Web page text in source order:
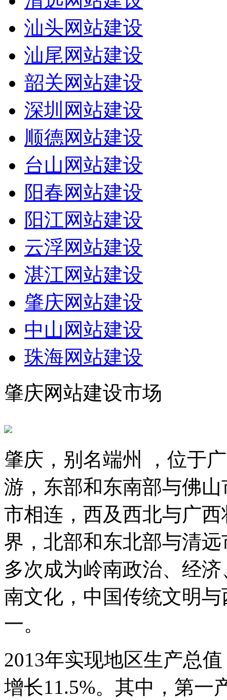
汕头网站建设
汕尾网站建设
韶关网站建设
深圳网站建设
顺德网站建设
台山网站建设
阳春网站建设
阳江网站建设
云浮网站建设
湛江网站建设
肇庆网站建设
中山网站建设
珠海网站建设
肇庆网站建设市场
肇庆，别名端州 ，位于
游，东部和东南部与佛
市相连，西及西北与广
界，北部和东北部与清
多次成为岭南政治、经
南文化，中国传统文明
一。
2013年实现地区生产总
增长11.5%。其中，第一